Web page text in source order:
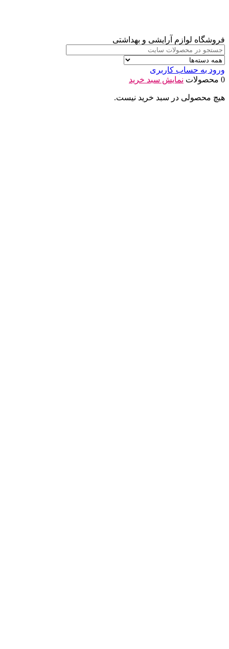
فروشگاه لوازم آرایشی و بهداشتی
ورود به حساب کاربری
0 محصولات
نمایش سبد خرید
هیچ محصولی در سبد خرید نیست.